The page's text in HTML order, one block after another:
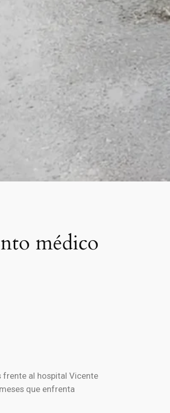
médico
frente al hospital Vicente
que enfrenta